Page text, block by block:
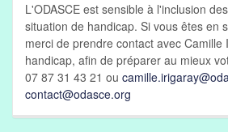
L'ODASCE est sensible à l'inclusion
situation de handicap. Si vous êtes en
merci de prendre contact avec Camille
handicap, afin de préparer au mieux
07 87 31 43 21 ou
contact@odasce.org